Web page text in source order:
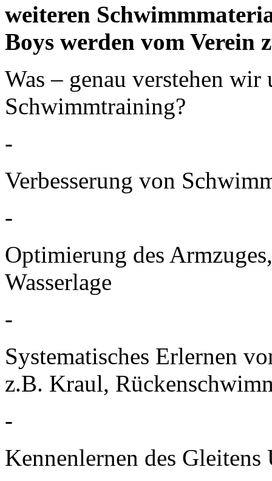
weiteren
Boys werden vom Verein
Was – genau verstehen
Schwimmtraining?
-
Verbesserung von
-
Optimierung des
Wasserlage
-
Systematisches Erlernen
z.B. Kraul,
-
Kennenlernen des Gleitens